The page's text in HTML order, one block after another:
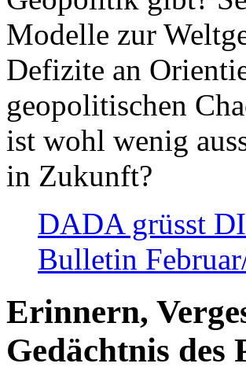
Modelle zur
Defizite an
geopolitischen
ist wohl wenig
in Zukunft?
DADA grüsst
Bulletin
Erinnern,
Gedächtnis des